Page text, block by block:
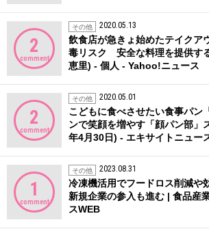
2
comment
その他 2020.05.13
飲食店が急きょ始めたテイクア
毒リスク 安全な料理を提供す
恵里) - 個人 - Yahoo!ニュース
2
comment
その他 2020.05.01
こどもに食べさせたい食事パン
ンで笑顔を増やす「顔パン部」
年4月30日) - エキサイトニュー
1
comment
その他 2023.08.31
冷凍機活用でフードロス削減や
新規企業の参入も進む | 食品産
スWEB